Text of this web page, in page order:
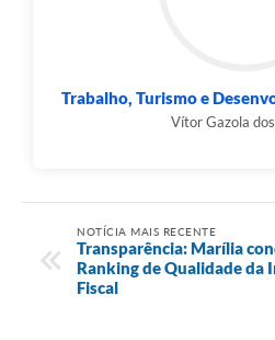
Trabalho, Turismo e
Vítor Gazola
NOTÍCIA MAIS RECENTE
Transparência: Marília
Ranking de Qualidade da
Fiscal